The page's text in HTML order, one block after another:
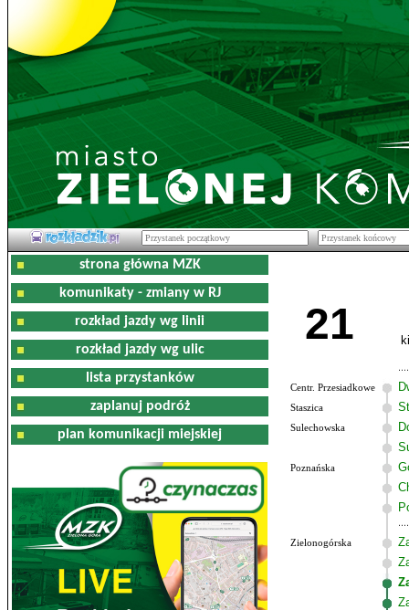
strona główna MZK
komunikaty - zmiany w RJ
rozkład jazdy wg linii
rozkład jazdy wg ulic
lista przystanków
zaplanuj podróż
plan komunikacji miejskiej
21
Centr. Przesiadkowe
Staszica
Sulechowska
Poznańska
Zielonogórska